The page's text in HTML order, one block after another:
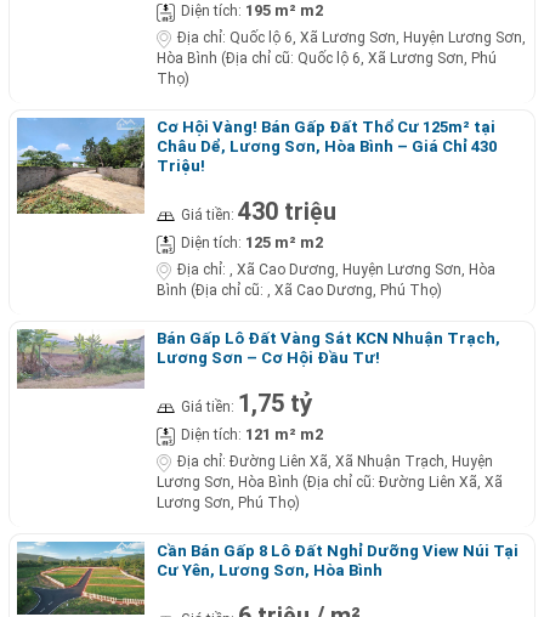
Diện tích: 195 m² m2
Địa chỉ: Quốc lộ 6, Xã Lương Sơn, Huyện Lương Sơn,
Hòa Bình (Địa chỉ cũ: Quốc lộ 6, Xã Lương Sơn, Phú
Thọ)
Cơ Hội Vàng! Bán Gấp Đất Thổ Cư 125m² tại
Châu Dể, Lương Sơn, Hòa Bình – Giá Chỉ 430
Triệu!
Giá tiền: 430 triệu
Diện tích: 125 m² m2
Địa chỉ: , Xã Cao Dương, Huyện Lương Sơn, Hòa
Bình (Địa chỉ cũ: , Xã Cao Dương, Phú Thọ)
Bán Gấp Lô Đất Vàng Sát KCN Nhuận Trạch,
Lương Sơn – Cơ Hội Đầu Tư!
Giá tiền: 1,75 tỷ
Diện tích: 121 m² m2
Địa chỉ: Đường Liên Xã, Xã Nhuận Trạch, Huyện
Lương Sơn, Hòa Bình (Địa chỉ cũ: Đường Liên Xã, Xã
Lương Sơn, Phú Thọ)
Cần Bán Gấp 8 Lô Đất Nghỉ Dưỡng View Núi Tại
Cư Yên, Lương Sơn, Hòa Bình